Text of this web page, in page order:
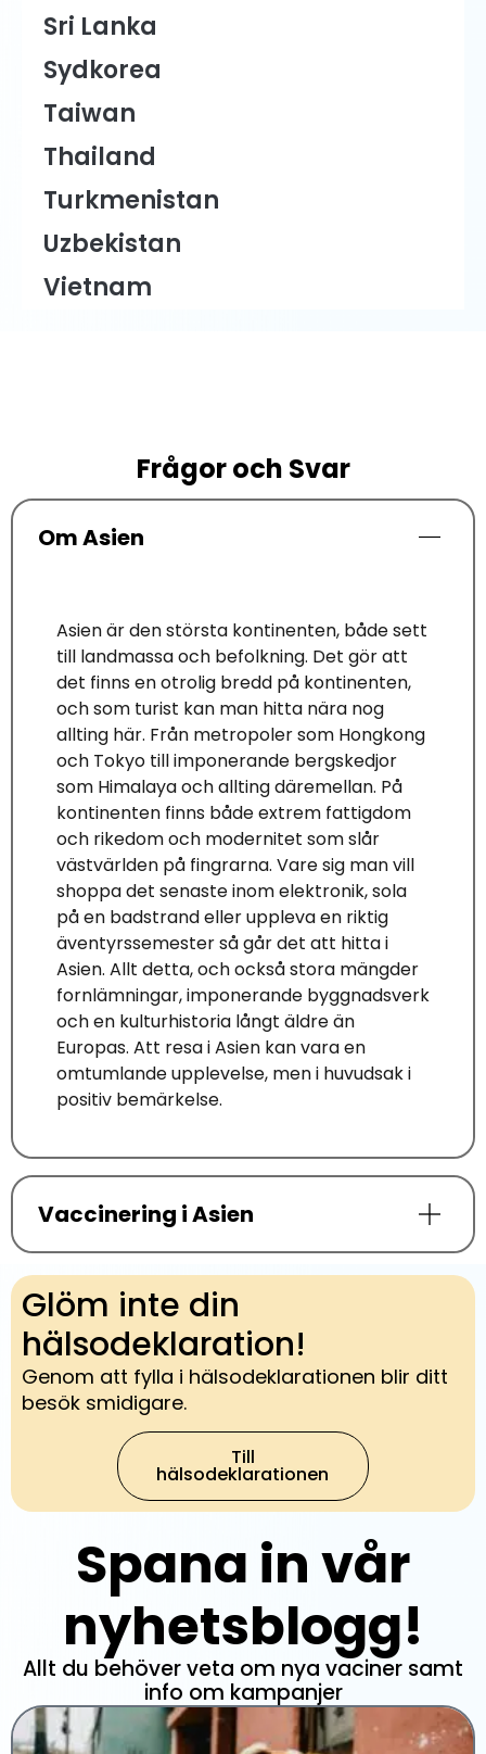
Sri Lanka
Sydkorea
Taiwan
Thailand
Turkmenistan
Uzbekistan
Vietnam
Frågor och Svar
Om Asien
Asien är den största kontinenten, både sett
till landmassa och befolkning. Det gör att
det finns en otrolig bredd på kontinenten,
och som turist kan man hitta nära nog
allting här. Från metropoler som Hongkong
och Tokyo till imponerande bergskedjor
som Himalaya och allting däremellan. På
kontinenten finns både extrem fattigdom
och rikedom och modernitet som slår
västvärlden på fingrarna. Vare sig man vill
shoppa det senaste inom elektronik, sola
på en badstrand eller uppleva en riktig
äventyrssemester så går det att hitta i
Asien. Allt detta, och också stora mängder
fornlämningar, imponerande byggnadsverk
och en kulturhistoria långt äldre än
Europas. Att resa i Asien kan vara en
omtumlande upplevelse, men i huvudsak i
positiv bemärkelse.
Vaccinering i Asien
Glöm inte din
hälsodeklaration!
Genom att fylla i hälsodeklarationen blir ditt
besök smidigare.
Till
hälsodeklarationen
Spana in vår
nyhetsblogg!
Allt du behöver veta om nya vaciner samt
info om kampanjer